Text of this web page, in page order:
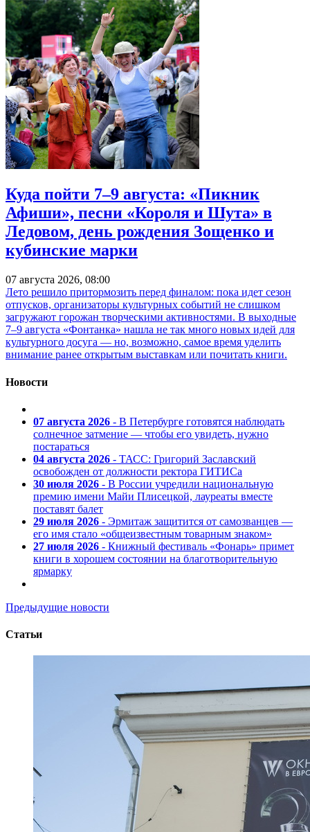
Куда пойти 7–9 августа: «Пикник
Афиши», песни «Короля и Шута» в
Ледовом, день рождения Зощенко и
кубинские марки
07 августа 2026, 08:00
Лето решило притормозить перед финалом: пока идет сезон
отпусков, организаторы культурных событий не слишком
загружают горожан творческими активностями. В выходные
7–9 августа «Фонтанка» нашла не так много новых идей для
культурного досуга — но, возможно, самое время уделить
внимание ранее открытым выставкам или почитать книги.
Новости
07 августа 2026 - В Петербурге готовятся наблюдать
солнечное затмение — чтобы его увидеть, нужно
постараться
04 августа 2026 - ТАСС: Григорий Заславский
освобожден от должности ректора ГИТИСа
30 июля 2026 - В России учредили национальную
премию имени Майи Плисецкой, лауреаты вместе
поставят балет
29 июля 2026 - Эрмитаж защитится от самозванцев —
его имя стало «общеизвестным товарным знаком»
27 июля 2026 - Книжный фестиваль «Фонарь» примет
книги в хорошем состоянии на благотворительную
ярмарку
Предыдущие новости
Статьи